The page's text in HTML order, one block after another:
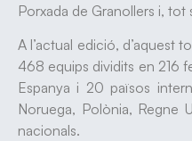
Porxada de Granollers i, tot
A l’actual edició, d’aquest
468 equips dividits en 216
Espanya i 20 països
Noruega, Polònia, Regne
nacionals.